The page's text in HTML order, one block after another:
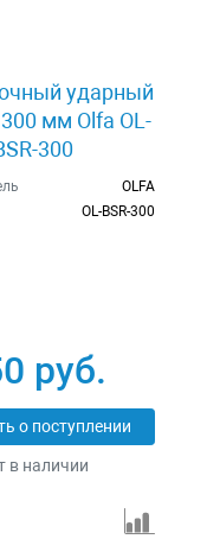
ударный
мм Olfa OL-
300
OLFA
OL-BSR-300
руб.
о поступлении
в наличии